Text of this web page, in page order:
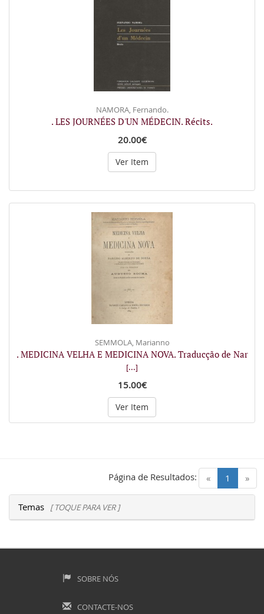
NAMORA, Fernando.
. LES JOURNÉES D'UN MÉDECIN. Récits.
20.00€
Ver Item
SEMMOLA, Marianno
. MEDICINA VELHA E MEDICINA NOVA. Traducção de Nar
[...]
15.00€
Ver Item
« 1 (current)
»
Página de Resultados:
Temas [ TOQUE PARA VER ]
SOBRE NÓS
CONTACTE-NOS